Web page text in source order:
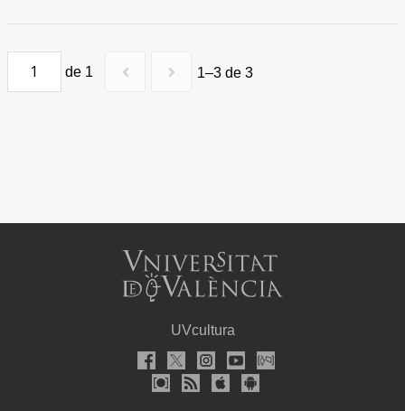
de 1 1–3 de 3
UVcultura